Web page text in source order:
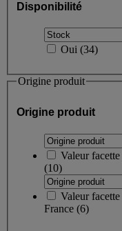
Disponibilité
Oui (34)
Origine produit
Origine produit
Valeur facette
(10)
Valeur facette
France (6)